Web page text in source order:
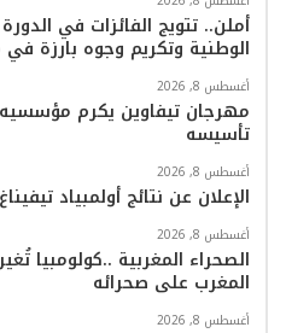
ك
ب
الوطنية وتكريم وجوه بارزة
أغسطس 8, 2026
تأسيسه
أغسطس 8, 2026
الإعلان عن نتائج أولمبياد
أغسطس 8, 2026
الصحراء المغربية ..كولومبيا
المغرب على صحرائه
أغسطس 8, 2026